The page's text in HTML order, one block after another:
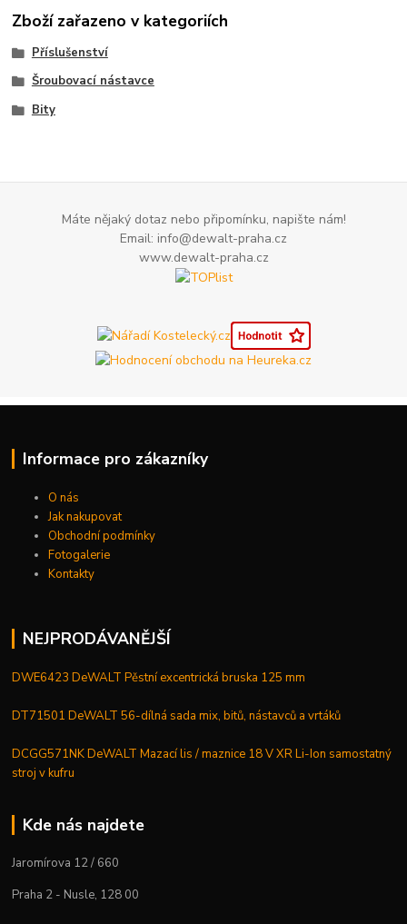
Zboží zařazeno v kategoriích
Příslušenství
Šroubovací nástavce
Bity
Máte nějaký dotaz nebo připomínku, napište nám!
Email: info@dewalt-praha.cz
www.dewalt-praha.cz
Informace pro zákazníky
O nás
Jak nakupovat
Obchodní podmínky
Fotogalerie
Kontakty
NEJPRODÁVANĚJŠÍ
DWE6423 DeWALT Pěstní excentrická bruska 125 mm
DT71501 DeWALT 56-dílná sada mix, bitů, nástavců a vrtáků
DCGG571NK DeWALT Mazací lis / maznice 18 V XR Li-Ion samostatný
stroj v kufru
Kde nás najdete
Jaromírova 12 / 660
Praha 2 - Nusle, 128 00